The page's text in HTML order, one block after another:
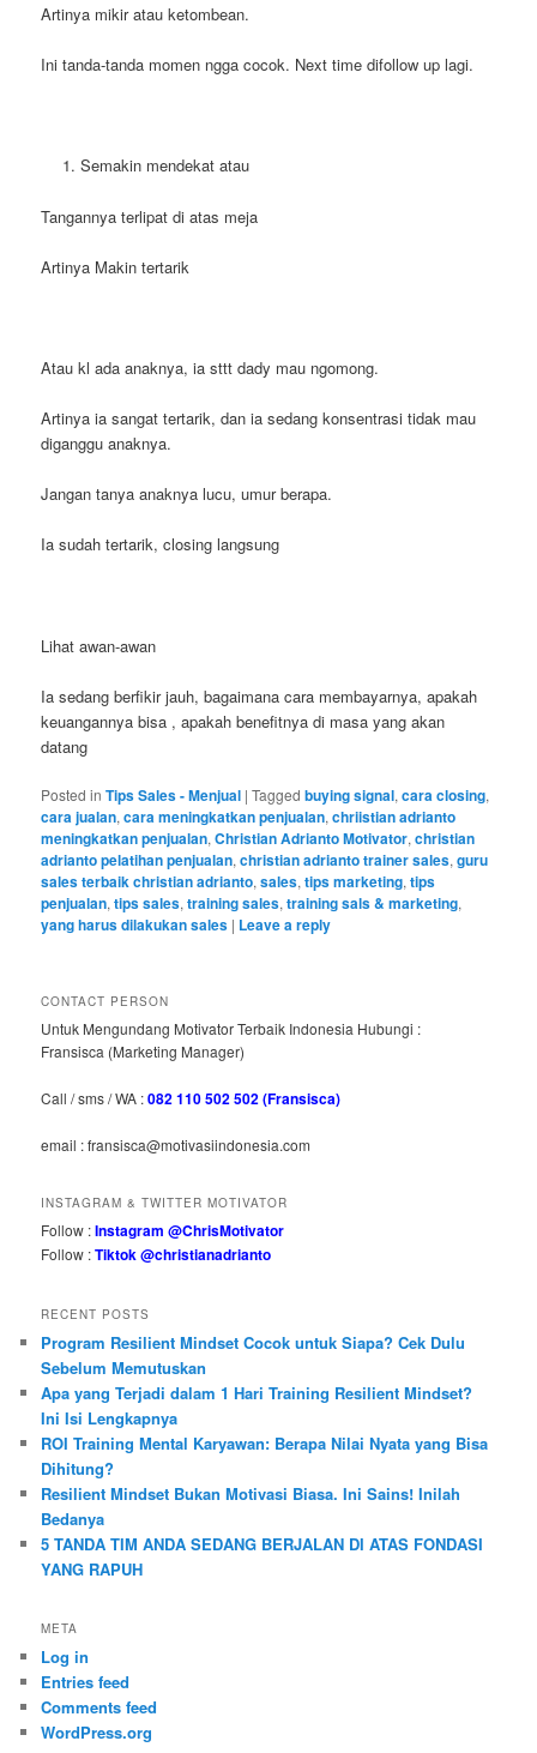
Artinya mikir atau ketombean.
Ini tanda-tanda momen ngga cocok. Next time difollow up lagi.
Semakin mendekat atau
Tangannya terlipat di atas meja
Artinya Makin tertarik
Atau kl ada anaknya, ia sttt dady mau ngomong.
Artinya ia sangat tertarik, dan ia sedang konsentrasi tidak mau
diganggu anaknya.
Jangan tanya anaknya lucu, umur berapa.
Ia sudah tertarik, closing langsung
Lihat awan-awan
Ia sedang berfikir jauh, bagaimana cara membayarnya, apakah
keuangannya bisa , apakah benefitnya di masa yang akan
datang
Posted in Tips Sales - Menjual |Tagged buying signal,cara closing,
cara jualan,cara meningkatkan penjualan,chriistian adrianto
meningkatkan penjualan,Christian Adrianto Motivator,christian
adrianto pelatihan penjualan,christian adrianto trainer sales,guru
sales terbaik christian adrianto,sales,tips marketing,tips
penjualan,tips sales,training sales,training sals & marketing,
yang harus dilakukan sales | Leave a reply
CONTACT PERSON
Untuk Mengundang Motivator Terbaik Indonesia Hubungi :
Fransisca (Marketing Manager)
Call / sms / WA :082 110 502 502 (Fransisca)
email : fransisca@motivasiindonesia.com
INSTAGRAM & TWITTER MOTIVATOR
Follow :Instagram @ChrisMotivator
Follow :Tiktok @christianadrianto
RECENT POSTS
Program Resilient Mindset Cocok untuk Siapa? Cek Dulu
Sebelum Memutuskan
Apa yang Terjadi dalam 1 Hari Training Resilient Mindset?
Ini Isi Lengkapnya
ROI Training Mental Karyawan: Berapa Nilai Nyata yang Bisa
Dihitung?
Resilient Mindset Bukan Motivasi Biasa. Ini Sains! Inilah
Bedanya
5 TANDA TIM ANDA SEDANG BERJALAN DI ATAS FONDASI
YANG RAPUH
META
Log in
Entries feed
Comments feed
WordPress.org